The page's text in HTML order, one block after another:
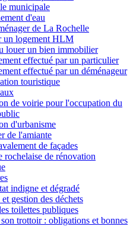
municipale
d'eau
de La Rochelle
un logement HLM
louer un bien immobilier
effectué par un particulier
effectué par un déménageur
touristique
de voirie pour l'occupation du
d'urbanisme
de l'amiante
de façades
rochelaise de rénovation
indigne et dégradé
gestion des déchets
toilettes publiques
trottoir : obligations et bonnes